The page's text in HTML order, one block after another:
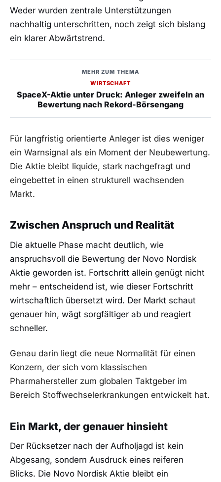
Weder wurden zentrale Unterstützungen
nachhaltig unterschritten, noch zeigt sich bislang
ein klarer Abwärtstrend.
MEHR ZUM THEMA
WIRTSCHAFT
SpaceX-Aktie unter Druck: Anleger zweifeln an
Bewertung nach Rekord-Börsengang
Für langfristig orientierte Anleger ist dies weniger
ein Warnsignal als ein Moment der Neubewertung.
Die Aktie bleibt liquide, stark nachgefragt und
eingebettet in einen strukturell wachsenden
Markt.
Zwischen Anspruch und Realität
Die aktuelle Phase macht deutlich, wie
anspruchsvoll die Bewertung der Novo Nordisk
Aktie geworden ist. Fortschritt allein genügt nicht
mehr – entscheidend ist, wie dieser Fortschritt
wirtschaftlich übersetzt wird. Der Markt schaut
genauer hin, wägt sorgfältiger ab und reagiert
schneller.
Genau darin liegt die neue Normalität für einen
Konzern, der sich vom klassischen
Pharmahersteller zum globalen Taktgeber im
Bereich Stoffwechselerkrankungen entwickelt hat.
Ein Markt, der genauer hinsieht
Der Rücksetzer nach der Aufholjagd ist kein
Abgesang, sondern Ausdruck eines reiferen
Blicks. Die Novo Nordisk Aktie bleibt ein